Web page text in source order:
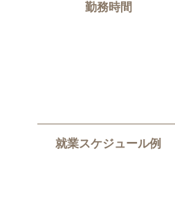
勤務時間
就業スケジュール例